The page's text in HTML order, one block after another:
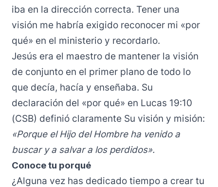
iba en la dirección correcta. Tener una
visión me habría exigido reconocer mi «por
qué» en el ministerio y recordarlo.
Jesús era el maestro de mantener la visión
de conjunto en el primer plano de todo lo
que decía, hacía y enseñaba. Su
declaración del «por qué» en Lucas 19:10
(CSB) definió claramente Su visión y misión:
«Porque el Hijo del Hombre ha venido a
buscar y a salvar a los perdidos».
Conoce tu porqué
¿Alguna vez has dedicado tiempo a crear tu